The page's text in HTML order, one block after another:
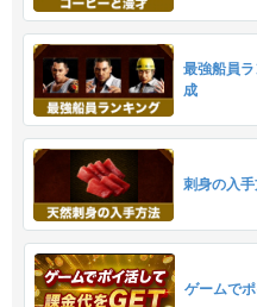
最強船員
成
刺身の入
ゲームで